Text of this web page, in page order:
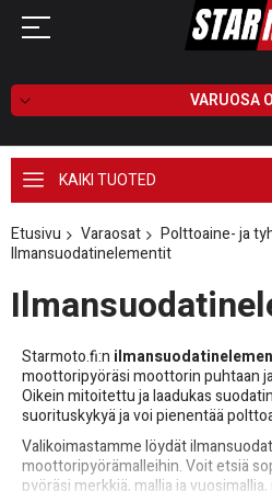
VARUOSA
KAIKI TUOTED
Etusivu Varaosat
Polttoaine- ja
Ilmansuodatinelementit
Starmoto.fi:n
moottoripyöräsi moottorin puhtaan
Oikein mitoitettu ja laadukas
suorituskykyä ja voi pienentää
Valikoimastamme löydät
moottoripyörämalleihin. Voit etsiä
pyöräsi merkkiä, mallia ja